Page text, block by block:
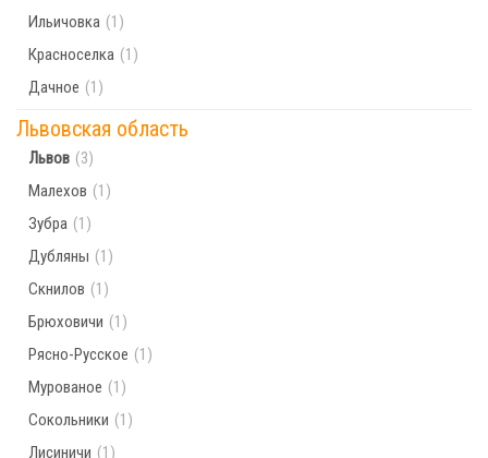
Ильичовка (1)
Красноселка (1)
Дачное (1)
Львовская область
Львов (3)
Малехов (1)
Зубра (1)
Дубляны (1)
Скнилов (1)
Брюховичи (1)
Рясно-Русское (1)
Мурованое (1)
Сокольники (1)
Лисиничи (1)